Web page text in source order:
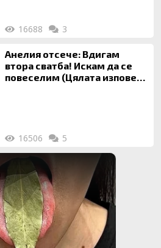
16688 3
Анелия отсече: Вдигам
втора сватба! Искам да се
повеселим (Цялата изповед
16506 5